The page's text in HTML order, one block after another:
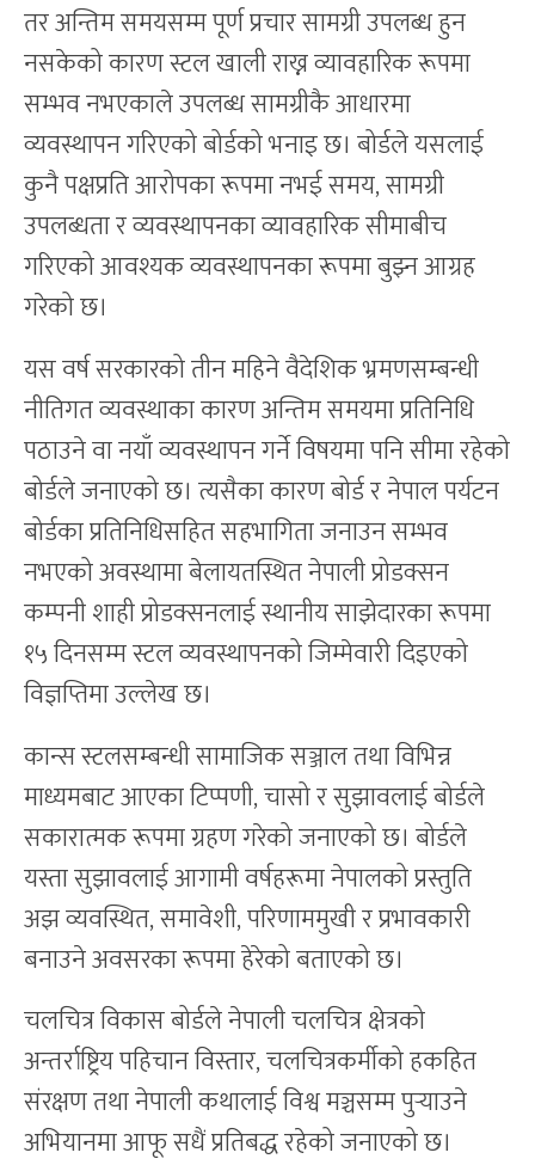
तर अन्तिम समयसम्म पूर्ण प्रचार सामग्री उपलब्ध हुन
नसकेको कारण स्टल खाली राख्न व्यावहारिक रूपमा
सम्भव नभएकाले उपलब्ध सामग्रीकै आधारमा
व्यवस्थापन गरिएको बोर्डको भनाइ छ। बोर्डले यसलाई
कुनै पक्षप्रति आरोपका रूपमा नभई समय, सामग्री
उपलब्धता र व्यवस्थापनका व्यावहारिक सीमाबीच
गरिएको आवश्यक व्यवस्थापनका रूपमा बुझ्न आग्रह
गरेको छ।
यस वर्ष सरकारको तीन महिने वैदेशिक भ्रमणसम्बन्धी
नीतिगत व्यवस्थाका कारण अन्तिम समयमा प्रतिनिधि
पठाउने वा नयाँ व्यवस्थापन गर्ने विषयमा पनि सीमा रहेको
बोर्डले जनाएको छ। त्यसैका कारण बोर्ड र नेपाल पर्यटन
बोर्डका प्रतिनिधिसहित सहभागिता जनाउन सम्भव
नभएको अवस्थामा बेलायतस्थित नेपाली प्रोडक्सन
कम्पनी शाही प्रोडक्सनलाई स्थानीय साझेदारका रूपमा
१५ दिनसम्म स्टल व्यवस्थापनको जिम्मेवारी दिइएको
विज्ञप्तिमा उल्लेख छ।
कान्स स्टलसम्बन्धी सामाजिक सञ्जाल तथा विभिन्न
माध्यमबाट आएका टिप्पणी, चासो र सुझावलाई बोर्डले
सकारात्मक रूपमा ग्रहण गरेको जनाएको छ। बोर्डले
यस्ता सुझावलाई आगामी वर्षहरूमा नेपालको प्रस्तुति
अझ व्यवस्थित, समावेशी, परिणाममुखी र प्रभावकारी
बनाउने अवसरका रूपमा हेरेको बताएको छ।
चलचित्र विकास बोर्डले नेपाली चलचित्र क्षेत्रको
अन्तर्राष्ट्रिय पहिचान विस्तार, चलचित्रकर्मीको हकहित
संरक्षण तथा नेपाली कथालाई विश्व मञ्चसम्म पुर्‍याउने
अभियानमा आफू सधैं प्रतिबद्ध रहेको जनाएको छ।